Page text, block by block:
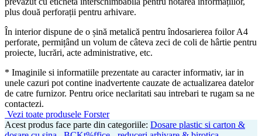
plus două perforații pentru arhivare.
În interior dispune de o șină metalică pentru îndosarierea foilor A4
perforate, permițând un volum de câteva zeci de coli de hârtie pentru
proiecte, lucrări, acte administrative, etc.
* Imaginile si informatiile prezentate au caracter informativ, iar in
unele cazuri pot contine inadvertente cauzate de actualizarea datelor
de catre furnizor. Pentru orice neclaritati sau intrebari te rugam sa ne
contactezi.
Vezi toate produsele Forster
Acest produs face parte din categoriile: Dosare plastic si carton &